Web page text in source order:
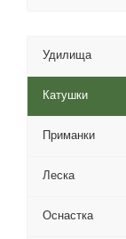
Удилища
Катушки
Приманки
Леска
Оснастка